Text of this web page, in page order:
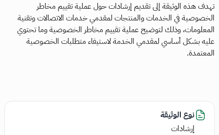
تهدف هذه الوثيقة إلى تقديم إرشادات حول عملية تقييم مخاطر
الخصوصية في الخدمات والمنتجات لمقدمي خدمات الاتصالات وتقنية
المعلومات، وذلك لتوضيح عملية تقييم مخاطر الخصوصية وما تحتوي
عليه بشكل أساسي لمقدمي الخدمة لاستيفاء متطلبات الخصوصية
المعتمدة.
نوع الوثيقة
إرشادات